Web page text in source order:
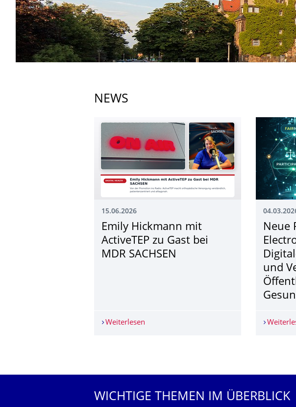
NEWS
15.06.2026
Emily Hickmann mit
ActiveTEP zu Gast bei
MDR SACHSEN
Weiterlesen Emily Hickmann mit ActiveTEP zu Gast bei
Neue
und
WICHTIGE THEMEN IM ÜBERBLICK